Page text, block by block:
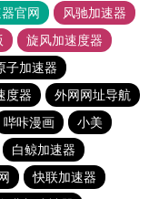
官网
风驰加速器
旋风加速度器
子加速器
度器
外网网址导航
哔咔漫画
小美
白鲸加速器
快联加速器